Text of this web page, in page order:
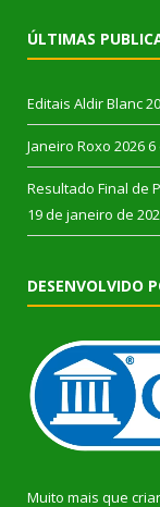
ÚLTIMAS
Editais Aldir Blanc
Janeiro Roxo 2026
Resultado Final de
19 de janeiro de
DESENVOLVIDO
Muito mais que